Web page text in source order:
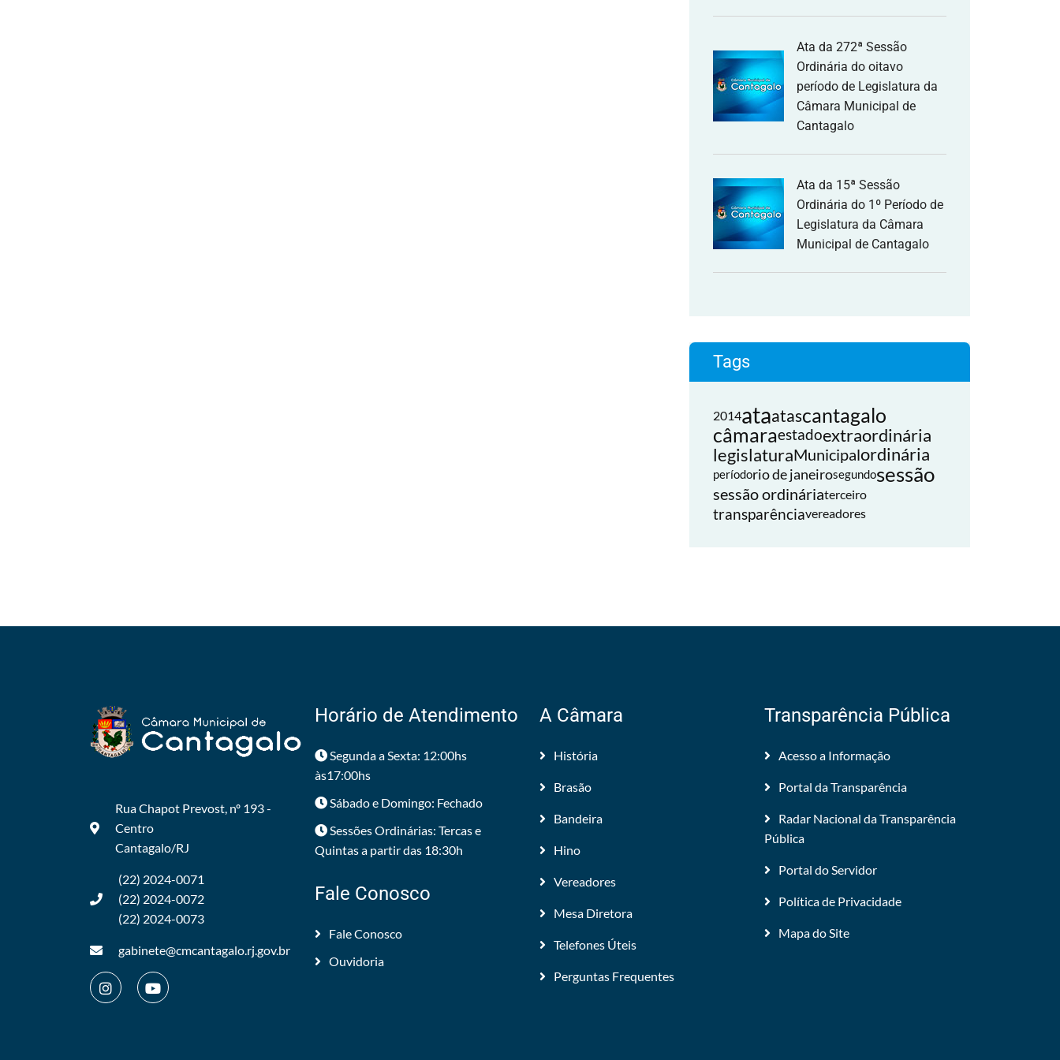
Ata da 272ª Sessão
Ordinária do oitavo
período de Legislatura da
Câmara Municipal de
Cantagalo
Ata da 15ª Sessão
Ordinária do 1º Período de
Legislatura da Câmara
Municipal de Cantagalo
Tags
2014ataatascantagalo
câmaraestadoextraordinária
legislaturaMunicipalordinária
períodorio de janeirosegundosessão
sessão ordináriaterceiro
transparênciavereadores
Rua Chapot Prevost, nº 193 -
Centro
Cantagalo/RJ
(22) 2024-0071
(22) 2024-0072
(22) 2024-0073
gabinete@cmcantagalo.rj.gov.br
Horário de Atendimento
Segunda a Sexta: 12:00hs
às17:00hs
Sábado e Domingo: Fechado
Sessões Ordinárias: Tercas e
Quintas a partir das 18:30h
Fale Conosco
Fale Conosco
Ouvidoria
A Câmara
História
Brasão
Bandeira
Hino
Vereadores
Mesa Diretora
Telefones Úteis
Perguntas Frequentes
Transparência Pública
Acesso a Informação
Portal da Transparência
Radar Nacional da Transparência
Pública
Portal do Servidor
Política de Privacidade
Mapa do Site